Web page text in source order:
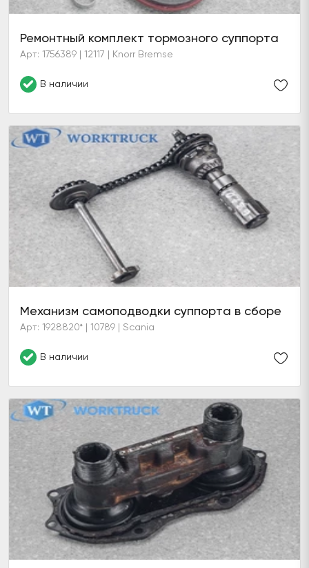
Ремонтный комплект тормозного суппорта
Арт: 1756389 | 12117 | Knorr Bremse
В наличии
Механизм самоподводки суппорта в сборе
Арт: 1928820* | 10789 | Scania
В наличии